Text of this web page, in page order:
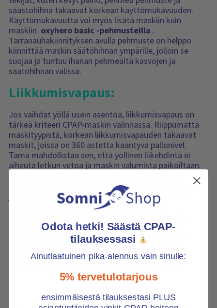
säästöhihna takaavat korkean käyttömukavuuden.
Käyttömukavuutta voi myös lisätä maskiin kuin
maskiin oxyhero basic -pehmusteilla .
Tarranauhakiinnityksen avulla pehmuste on helppo
kiinnittää maskin säätöhihnan ympärille, jolloin se
suojaa ja tuntuu ihanan pehmeältä kasvojen ja
säätöhihnan välissä.
Liikkumisvapaus:
Jos vaihdat yöllä usein asentoa, liikkumisvapaus on
tärkeä kriteeri CPAP-maskin valinnassa. Riippumatta
maskityypistä, korkean liikkumisvapauden takaavat
maskit, joissa on 360 astetta kääntyvä pallonivel.
Tämä mahdollistaa sen, että yöllinen liikehdintä ei
aiheuta letkun vetoa ja maskin valumista paikoiltaan.
Vaikutus on vielä tehokkaampi, kun letku on kiinnitetty
maskin yläpuolelle. Näin veto on vähennetty minimiin
ja liikkumisvapautta ei ole juuri rajoitettu. Letkun
kiinnitystavan ja kiinnityskohdan ohella
Esimerkiksioxyhero basic jaoxyhero select -
varmistavat, että letku pysyy pään
yläpuolella ja ohjautuu maskiin ylhäältä päin. Sen
lisäksi, että letkun veto vähenee, tämä estää myös
Odota hetki! Säästä CPAP-
tilauksessasi
Ainutlaatuinen pika-alennus vain sinulle:
5% tervetulotarjous
ensimmäisestä tilauksestasi PLUS